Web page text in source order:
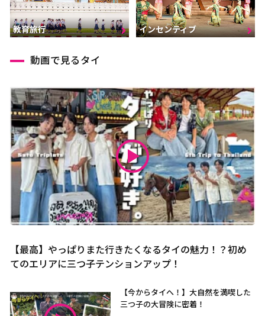
教育旅行 インセンティブ
動画で見るタイ
【最高】やっぱりまた行きたくなるタイの魅力！？初め
てのエリアに三つ子テンションアップ！
【今からタイへ！】大自然を満喫した
三つ子の大冒険に密着！